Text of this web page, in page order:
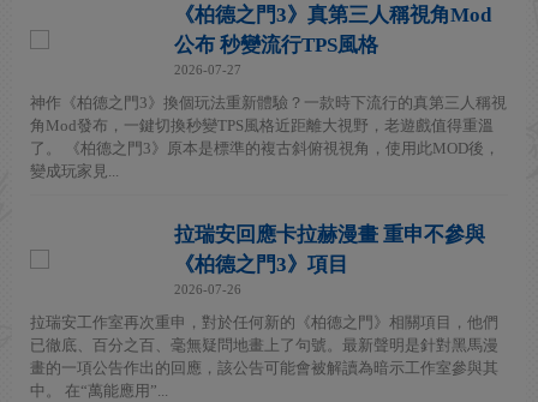
《柏德之門3》真第三人稱視角Mod
公布 秒變流行TPS風格
2026-07-27
神作《柏德之門3》換個玩法重新體驗？一款時下流行的真第三人稱視
角Mod發布，一鍵切換秒變TPS風格近距離大視野，老遊戲值得重溫
了。 《柏德之門3》原本是標準的複古斜俯視視角，使用此MOD後，
變成玩家見...
拉瑞安回應卡拉赫漫畫 重申不參與
《柏德之門3》項目
2026-07-26
拉瑞安工作室再次重申，對於任何新的《柏德之門》相關項目，他們
已徹底、百分之百、毫無疑問地畫上了句號。最新聲明是針對黑馬漫
畫的一項公告作出的回應，該公告可能會被解讀為暗示工作室參與其
中。 在“萬能應用”...